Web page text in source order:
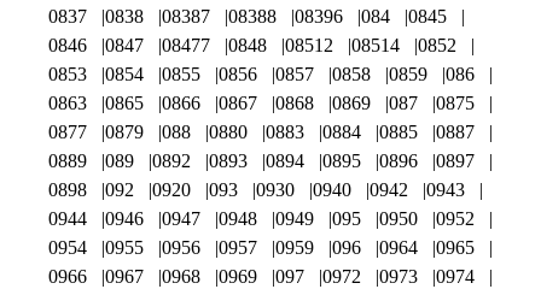
0837
0838 08387 08388 08396 084
0845
0846
0847 08477 0848 08512 08514
0852
0853
0854 0855 0856 0857 0858 0859
086
0863
0865 0866 0867 0868 0869 087
0875
0877
0879 088 0880 0883 0884 0885
0887
0889
089 0892 0893 0894 0895 0896
0897
0898
092 0920 093 0930 0940 0942
0943
0944
0946 0947 0948 0949 095 0950
0952
0954
0955 0956 0957 0959 096 0964
0965
0966
0967 0968 0969 097 0972 0973
0974